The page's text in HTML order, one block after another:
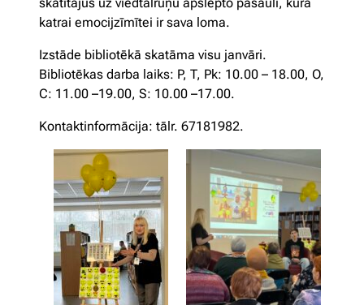
katrai emocijzīmītei ir sava loma.
Izstāde bibliotēkā skatāma visu janvāri.
Bibliotēkas darba laiks: P, T, Pk: 10.00 – 18.00, O,
C: 11.00 –19.00, S: 10.00 –17.00.
Kontaktinformācija: tālr. 67181982.